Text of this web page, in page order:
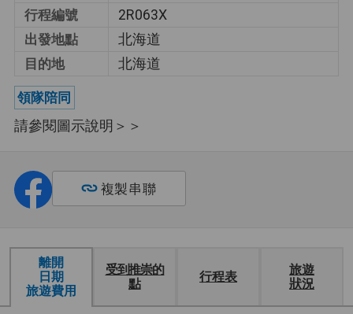
行程編號 2R063X
出發地點 北海道
目的地 北海道
領隊陪同
請參閱圖示說明＞＞
複製串聯
離開
日期
旅遊費用
受到推崇的
點
行程表
旅遊
狀況
每人 2 個巴士座
位
每一個人可使用巴士上的兩個座
位。